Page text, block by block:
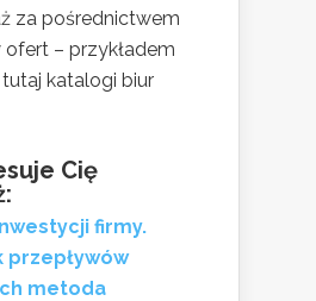
za pośrednictwem
– przykładem
katalogi biur
Cię
firmy.
przepływów
metoda